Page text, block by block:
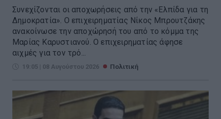
Συνεχίζονται οι αποχωρήσεις από την «Ελπίδα για τη
Δημοκρατία». Ο επιχειρηματίας Νίκος Μπρουτζάκης
ανακοίνωσε την αποχώρησή του από το κόμμα της
Μαρίας Καρυστιανού. Ο επιχειρηματίας άφησε
αιχμές για τον τρό...
19:05 | 08 Αυγούστου 2026 Πολιτική